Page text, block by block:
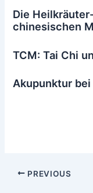
Die
chinesischen
TCM: Tai Chi
Akupunktur bei
PREVIOUS